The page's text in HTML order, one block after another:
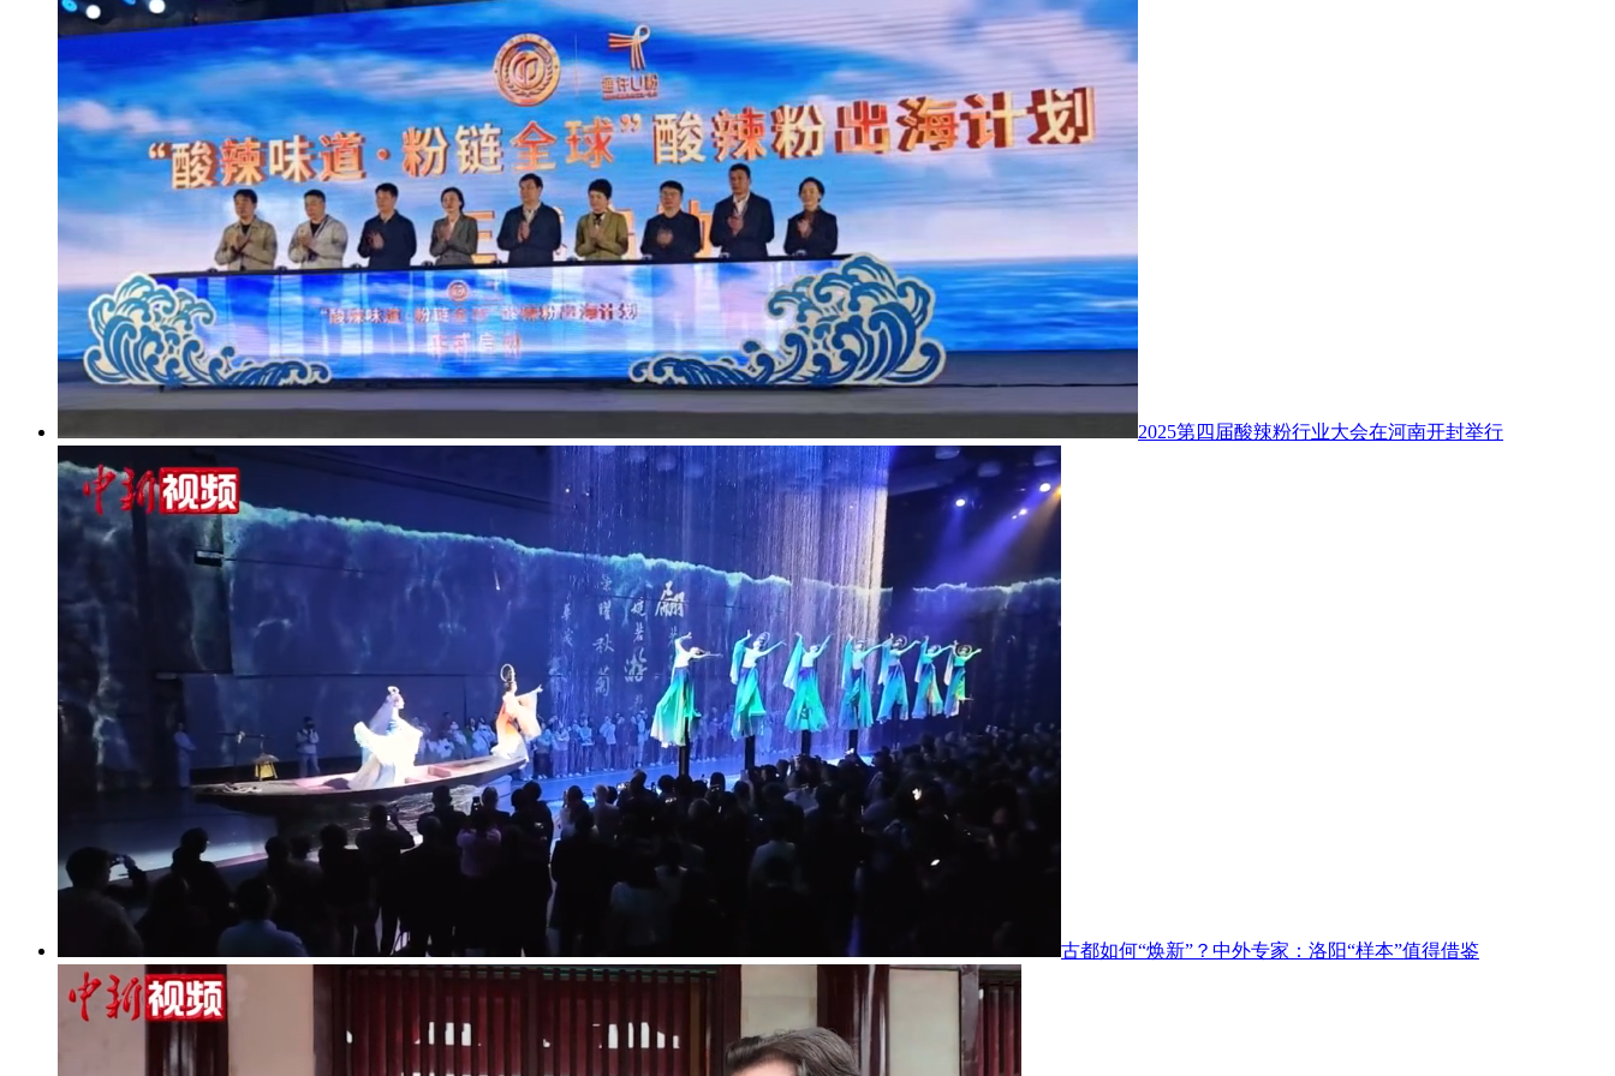
2025第四届酸辣粉行业大会在河南开封举行
古都如何“焕新”？中外专家：洛阳“样本”值得借鉴